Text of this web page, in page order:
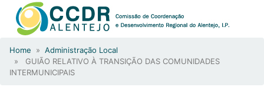
Home » Administração Local
» GUIÃO RELATIVO À TRANSIÇÃO DAS COMUNIDADES
INTERMUNICIPAIS